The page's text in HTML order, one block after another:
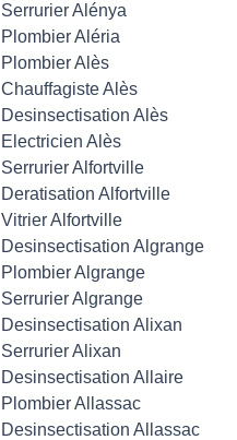
Serrurier Alénya
Plombier Aléria
Plombier Alès
Chauffagiste Alès
Desinsectisation Alès
Electricien Alès
Serrurier Alfortville
Deratisation Alfortville
Vitrier Alfortville
Desinsectisation Algrange
Plombier Algrange
Serrurier Algrange
Desinsectisation Alixan
Serrurier Alixan
Desinsectisation Allaire
Plombier Allassac
Desinsectisation Allassac